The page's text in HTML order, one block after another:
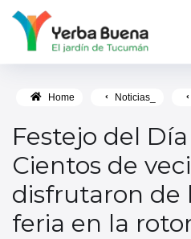
Home Noticias_
Festejo del
Cientos de
disfrutaron de
feria en la